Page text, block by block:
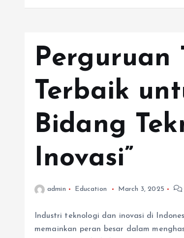
Perguruan
Terbaik
Bidang
Inovasi”
admin Education March 3, 2025
Industri teknologi dan inovasi di
memainkan peran besar dalam